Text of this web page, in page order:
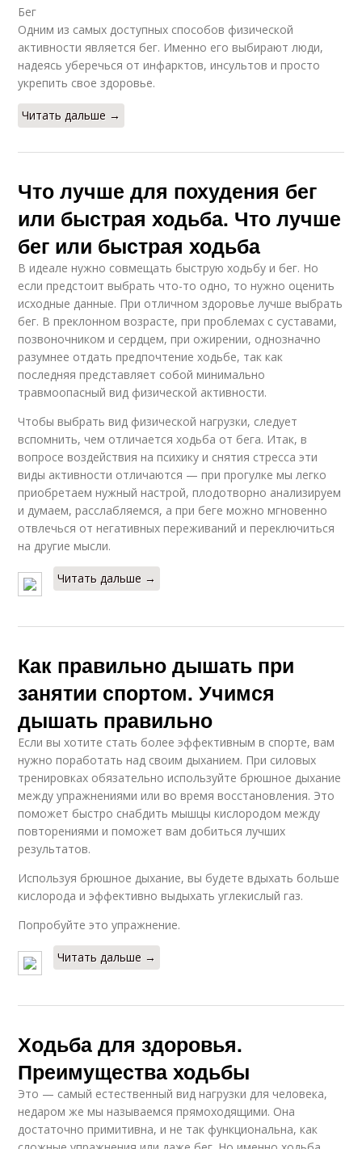
Бег
Одним из самых доступных способов физической
активности является бег. Именно его выбирают люди,
надеясь уберечься от инфарктов, инсультов и просто
укрепить свое здоровье.
Читать дальше →
Что лучше для похудения бег
или быстрая ходьба. Что лучше
бег или быстрая ходьба
В идеале нужно совмещать быструю ходьбу и бег. Но
если предстоит выбрать что-то одно, то нужно оценить
исходные данные. При отличном здоровье лучше выбрать
бег. В преклонном возрасте, при проблемах с суставами,
позвоночником и сердцем, при ожирении, однозначно
разумнее отдать предпочтение ходьбе, так как
последняя представляет собой минимально
травмоопасный вид физической активности.
Чтобы выбрать вид физической нагрузки, следует
вспомнить, чем отличается ходьба от бега. Итак, в
вопросе воздействия на психику и снятия стресса эти
виды активности отличаются — при прогулке мы легко
приобретаем нужный настрой, плодотворно анализируем
и думаем, расслабляемся, а при беге можно мгновенно
отвлечься от негативных переживаний и переключиться
на другие мысли.
Читать дальше →
Как правильно дышать при
занятии спортом. Учимся
дышать правильно
Если вы хотите стать более эффективным в спорте, вам
нужно поработать над своим дыханием. При силовых
тренировках обязательно используйте брюшное дыхание
между упражнениями или во время восстановления. Это
поможет быстро снабдить мышцы кислородом между
повторениями и поможет вам добиться лучших
результатов.
Используя брюшное дыхание, вы будете вдыхать больше
кислорода и эффективно выдыхать углекислый газ.
Попробуйте это упражнение.
Читать дальше →
Ходьба для здоровья.
Преимущества ходьбы
Это — самый естественный вид нагрузки для человека,
недаром же мы называемся прямоходящими. Она
достаточно примитивна, и не так функциональна, как